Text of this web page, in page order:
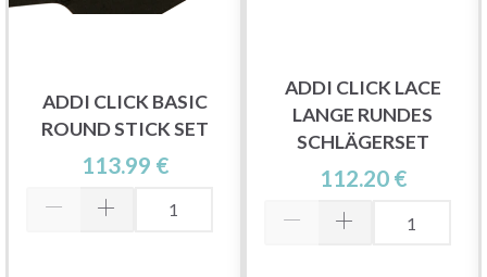
ADDI CLICK BASIC
ROUND STICK SET
113.99 €
ADDI CLICK LACE
LANGE RUNDES
SCHLÄGERSET
112.20 €
Sparen Sie bis zu 50%
Werden Sie Teil unserer Garn-Community